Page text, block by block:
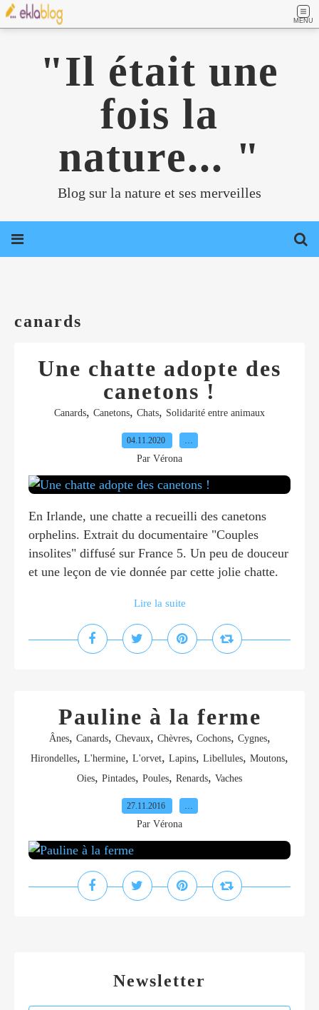
MENU
"Il était une
fois la
nature... "
Blog sur la nature et ses merveilles
canards
Une chatte adopte des
canetons !
Canards, Canetons, Chats, Solidarité entre animaux
04.11.2020 …
Par Vérona
En Irlande, une chatte a recueilli des canetons
orphelins. Extrait du documentaire "Couples
insolites" diffusé sur France 5. Un peu de douceur
et une leçon de vie donnée par cette jolie chatte.
Lire la suite
Pauline à la ferme
Ânes, Canards, Chevaux, Chèvres, Cochons, Cygnes,
Hirondelles, L'hermine, L'orvet, Lapins, Libellules, Moutons,
Oies, Pintades, Poules, Renards, Vaches
27.11.2016 …
Par Vérona
Newsletter